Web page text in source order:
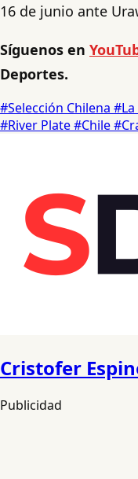
16 de junio ante
Síguenos en
Deportes.
#Selección Chilena #La
#River Plate#Chile
Cristofer
Publicidad